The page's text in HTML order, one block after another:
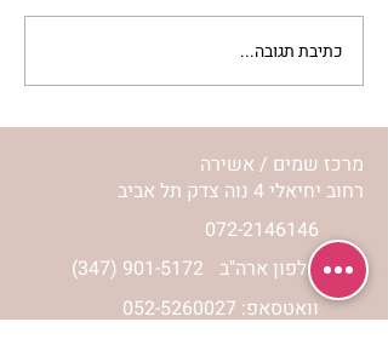
מתגעגעות לבית המפגש,
השיעור לתשעה באב | הר'
ימימה מזרחי
כתיבת תגובה...
מרכז שמים / אשירה
רחוב יחיאלי 4 נוה צדק תל אביב
072-2146146
(347) 901-5172 טלפון ארה"ב
וואטסאפ: 052-5260027